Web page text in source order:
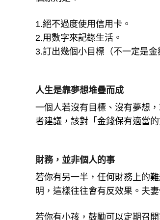
1.絕不過度使用信用卡。
2.用數字來記錄生活。
3.訂出幾個小目標（不一定是金
人生是靠夢想堆疊而成
一個人若沒有目標、沒有夢想
者建議，該對「金錢保有適當
財務，並非個人的事
若你有另一半，任何財務上的
明，這樣往往會有反效果。夫
若你有小孩，鼓勵可以定期召